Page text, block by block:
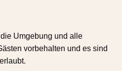
Umgebung und alle
vorbehalten und es sind